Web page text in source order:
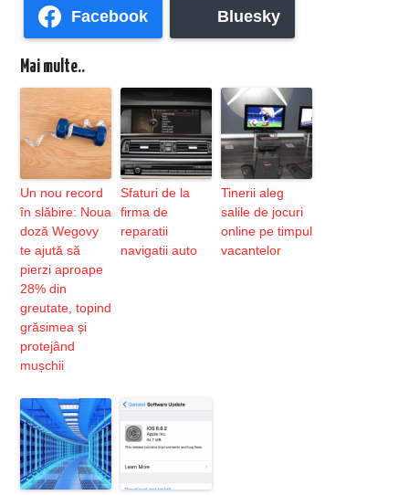
Facebook Bluesky
Mai multe..
Un nou record
în slăbire: Noua
doză Wegovy
te ajută să
pierzi aproape
28% din
greutate, topind
grăsimea și
protejând
mușchii
Sfaturi de la
firma de
reparatii
navigatii auto
Tinerii aleg
salile de jocuri
online pe timpul
vacantelor